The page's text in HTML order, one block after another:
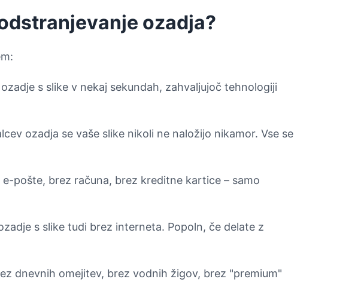
ozadja?
s slike v nekaj sekundah, zahvaljujoč tehnologiji
ozadja se vaše slike nikoli ne naložijo nikamor. Vse se
pošte, brez računa, brez kreditne kartice – samo
s slike tudi brez interneta. Popoln, če delate z
dnevnih omejitev, brez vodnih žigov, brez "premium"